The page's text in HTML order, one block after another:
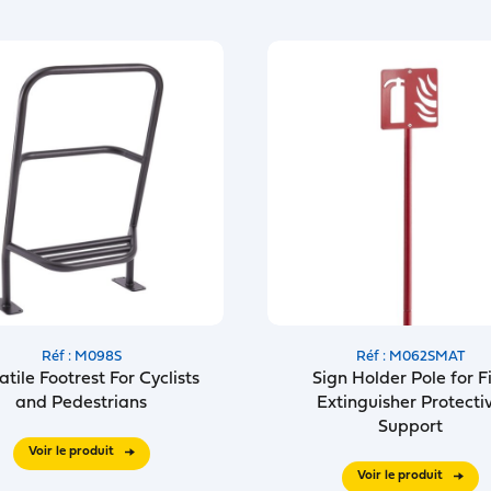
Réf : M098S
Footrest For Cyclists
and Pedestrians
Voir le produit
Réf : M062SMAT
Sign Holder Pole for
Extinguisher
Support
Voir le produit